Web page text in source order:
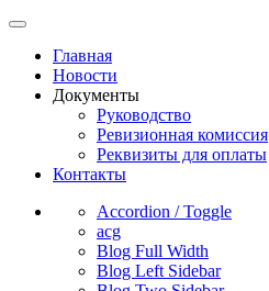
Главная
Новости
Документы
Руководство
Ревизионная комиссия
Реквизиты для оплаты
Контакты
Accordion / Toggle
acg
Blog Full Width
Blog Left Sidebar